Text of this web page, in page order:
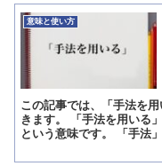
意味と使い方
この記事では、「手法を
きます。 「手法を用いる
という意味です。 「手法